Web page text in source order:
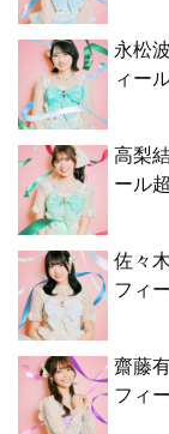
永松
ィー
高梨
ール
佐々
フィ
齋藤
フィ